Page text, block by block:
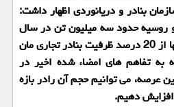
بنادر و دریانوردی اظهار داشت:
و روسیه حدود سه میلیون تن در سال
است كه با عنایت به اینكه تنها از 20 درصد ظرفیت بنادر تجاری مان
به تفاهم های امضاء شده اخیر در
عرصه، می توانیم حجم آن رادر بازه
افزایش دهیم.